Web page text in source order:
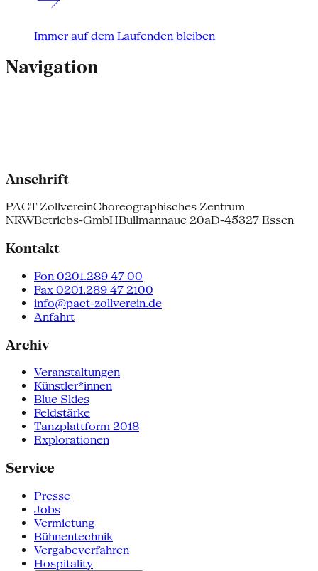
Immer auf dem Laufenden bleiben
Navigation
Anschrift
PACT ZollvereinChoreographisches Zentrum
NRWBetriebs-GmbHBullmannaue 20aD-45327 Essen
Kontakt
Fon 0201.289 47 00
Fax 0201.289 47 2100
info@pact-zollverein.de
Anfahrt
Archiv
Veranstaltungen
Künstler*innen
Blue Skies
Feldstärke
Tanzplattform 2018
Explorationen
Service
Presse
Jobs
Vermietung
Bühnentechnik
Vergabeverfahren
Hospitality